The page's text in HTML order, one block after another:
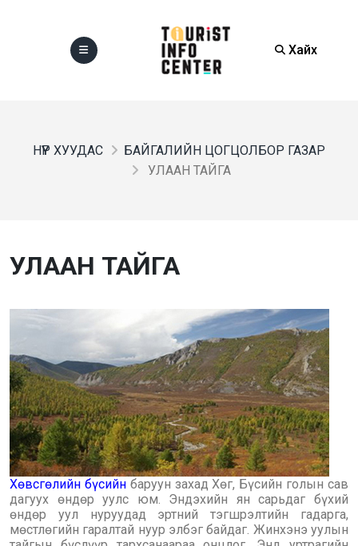
Хайх
НҮҮР ХУУДАС
БАЙГАЛИЙН ЦОГЦОЛБОР ГАЗАР
УЛААН ТАЙГА
УЛААН ТАЙГА
Хөвсгөлийн бүсийнбаруун захад Хөг, Бүсийн голын сав
дагуух өндөр уулс юм. Эндэхийн ян сарьдаг бүхий
өндөр уул нуруудад эртний тэгшрэлтийн гадарга,
мөстлөгийн гаралтай нуур элбэг байдаг. Жинхэнэ уулын